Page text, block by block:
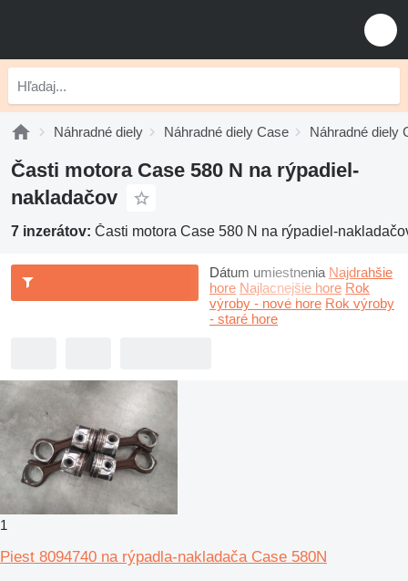
Náhradné diely Náhradné diely Case Náhradné diely
Časti motora Case 580 N na rýpadiel-
nakladačov
7 inzerátov: Časti motora Case 580 N na rýpadiel-
Dátum umiestnenia Najdrahšie
hore Najlacnejšie hore Rok
výroby - nové hore Rok výroby
- staré hore
1
Piest 8094740 na rýpadla-nakladača Case 580N